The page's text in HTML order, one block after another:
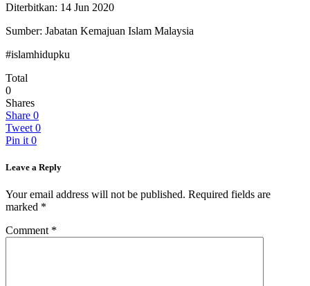
Diterbitkan: 14 Jun 2020
Sumber: Jabatan Kemajuan Islam Malaysia
#islamhidupku
Total
0
Shares
Share 0
Tweet 0
Pin it 0
Leave a Reply
Your email address will not be published. Required fields are
marked *
Comment *